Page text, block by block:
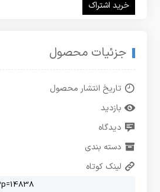
خرید اشتراک
جزئیات محصول
تاریخ انتشار محصول
بازدید
دیدگاه
دسته بندی
لینک کوتاه